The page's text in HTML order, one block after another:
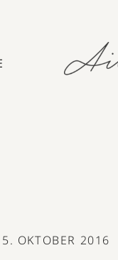
5. OKTOBER 2016